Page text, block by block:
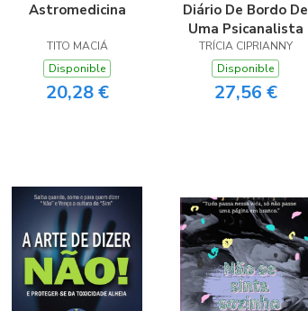
Astromedicina
TITO MACIÁ
Disponible
20,28 €
Diário De Bordo De
Uma Psicanalista
TRÍCIA CIPRIANNY
Disponible
27,56 €